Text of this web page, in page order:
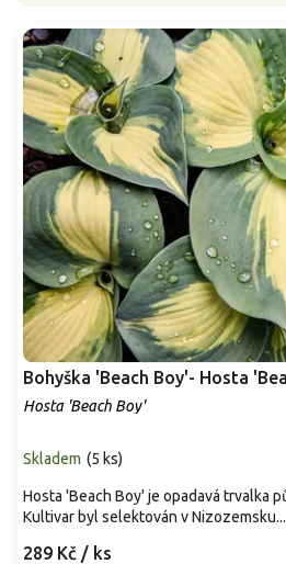
Bohyška 'Beach Boy'- Hosta
Hosta 'Beach Boy'
Skladem (5 ks)
289 Kč / ks
Hosta 'Beach Boy' je opadavá trvalka
Kultivar byl selektován v Nizozemsku...